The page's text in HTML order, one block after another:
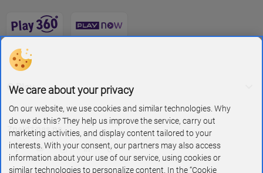
O Play
Znajdź nas na
We care about your privacy
On our website, we use cookies and similar technologies. Why
do we do this? They help us improve the service, carry out
marketing activities, and display content tailored to your
interests. With your consent, our partners may also access
information about your use of our service, using cookies or
similar technologies to personalize content. In the “Cookie